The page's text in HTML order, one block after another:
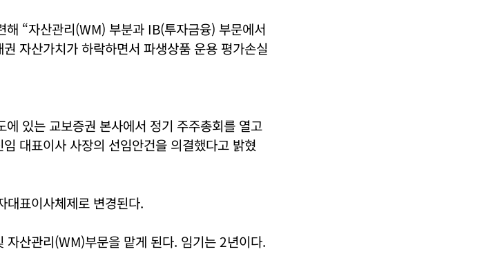
“자산관리(WM) 부분과 IB(투자금융) 부문에서
자산가치가 하락하면서 파생상품 운용 평가손실
있는 교보증권 본사에서 정기 주주총회를 열고
대표이사 사장의 선임안건을 의결했다고 밝혔
대표이사체제로 변경된다.
자산관리(WM)부문을 맡게 된다. 임기는 2년이다.